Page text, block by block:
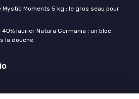
Moments 5 kg : le gros seau pour
laurier Natura Germania : un bloc
la douche